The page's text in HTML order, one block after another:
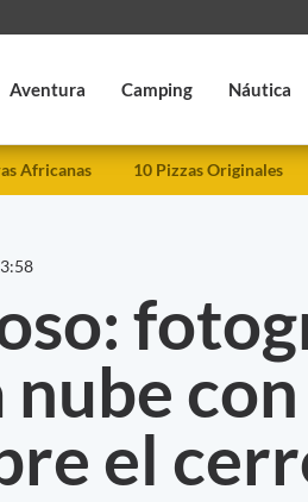
Aventura Camping Náutica
Africanas 10 Pizzas Originales
el